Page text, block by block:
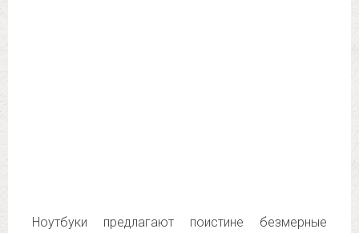
Ноутбуки предлагают поистине безмерные